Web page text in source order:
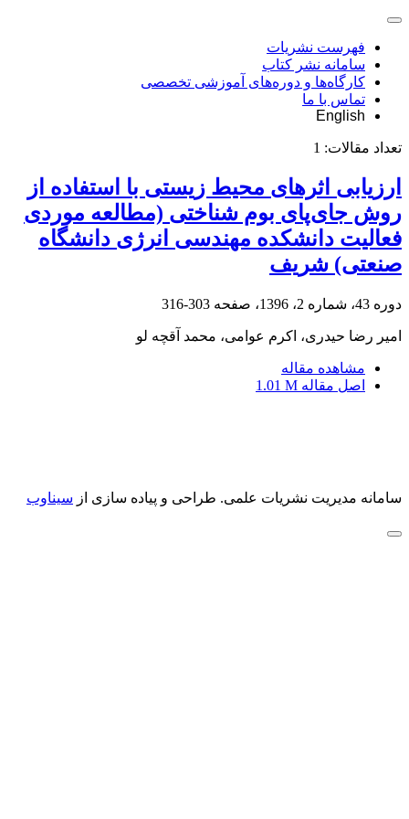
فهرست نشریات
سامانه نشر کتاب
کارگاه‌ها و دوره‌های آموزشی تخصصی
تماس با ما
English
تعداد مقالات: 1
ارزیابی اثرهای محیط زیستی با استفاده از
روش جای‌پای بوم شناختی (مطالعه موردی
فعالیت دانشکده مهندسی انرژی دانشگاه
صنعتی) شریف
دوره 43، شماره 2، 1396، صفحه 303-316
امیر رضا حیدری، اکرم عوامی، محمد آقچه لو
مشاهده مقاله
اصل مقاله 1.01 M
سامانه مدیریت نشریات علمی. طراحی و پیاده سازی از سیناوب